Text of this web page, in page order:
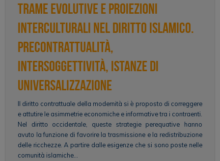
Trame evolutive e proiezioni
interculturali nel diritto islamico.
Precontrattualità,
intersoggettività, istanze di
universalizzazione
Il diritto contrattuale della modernità si è proposto di correggere
e attutire le asimmetrie economiche e informative tra i contraenti.
Nel diritto occidentale, queste strategie perequative hanno
avuto la funzione di favorire la trasmissione e la redistribuzione
delle ricchezze. A partire dalle esigenze che si sono poste nelle
comunità islamiche…